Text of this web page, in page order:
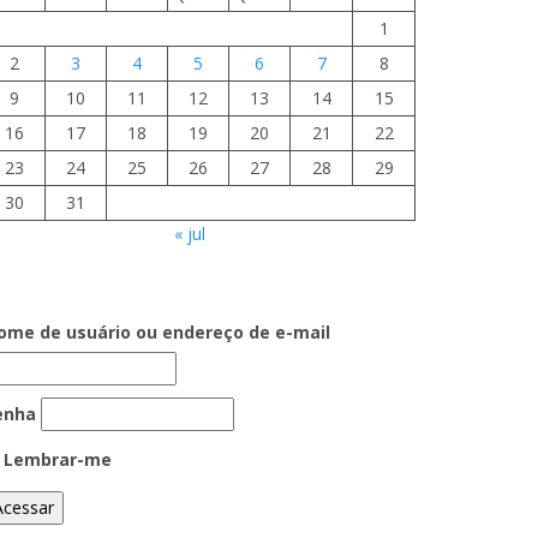
1
2
3 4 5 6 7
8
9
10 11 12 13 14
15
16
17 18 19 20 21
22
23
24 25 26 27 28
29
30
31
« jul
de usuário ou endereço de e-mail
Lembrar-me